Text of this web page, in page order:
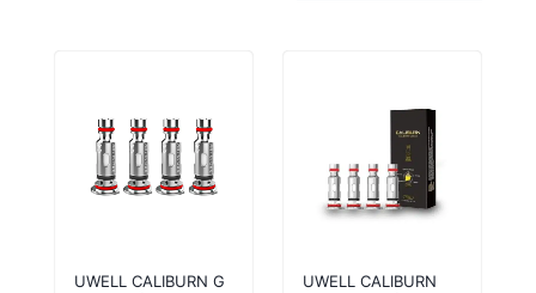
UWELL CALIBURN G
UWELL CALIBURN